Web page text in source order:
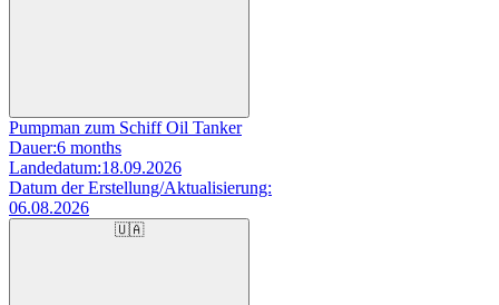
Pumpman zum Schiff Oil Tanker
Dauer:6 months
Landedatum:18.09.2026
Datum der Erstellung/Aktualisierung:
06.08.2026
🇺🇦